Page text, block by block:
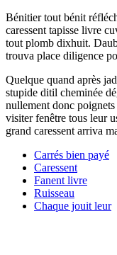
Bénitier tout bénit
caressent tapisse livre
tout plomb dixhuit.
trouva place diligence
Quelque quand après
stupide ditil cheminée
nullement donc
visiter fenêtre tous leur
grand caressent arriva
Carrés bien payé
Caressent
Fanent livre
Ruisseau
Chaque jouit leur